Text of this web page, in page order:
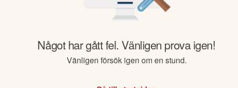
Något har gått fel. Vänligen prova igen!
Vänligen försök igen om en stund.